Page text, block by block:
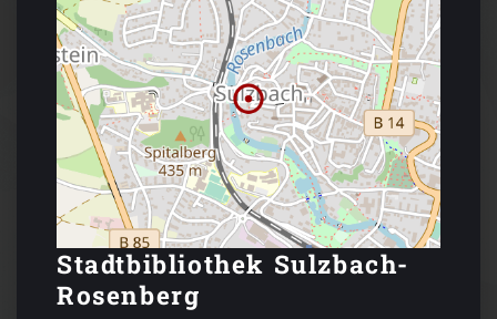
Stadtbibliothek Sulzbach-
Rosenberg